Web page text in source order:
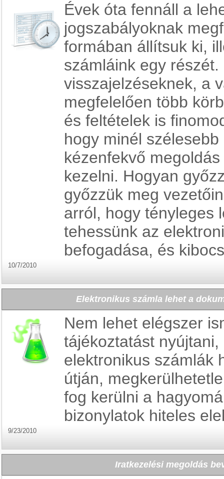
Évek óta fennáll a
jogszabályoknak
formában állítsuk ki,
számláink egy
visszajelzéseknek, a
megfelelően több
és feltételek is
hogy minél
kézenfekvő
kezelni. Hogyan
győzzük meg
arról, hogy tényleges
tehessünk az
befogadása, és
10/7/2010
Elektronikus számla lehet a
Nem lehet elégszer
tájékoztatást
elektronikus számlák
útján,
fog kerülni a
bizonylatok hiteles
9/23/2010
Iratkezelési megoldás